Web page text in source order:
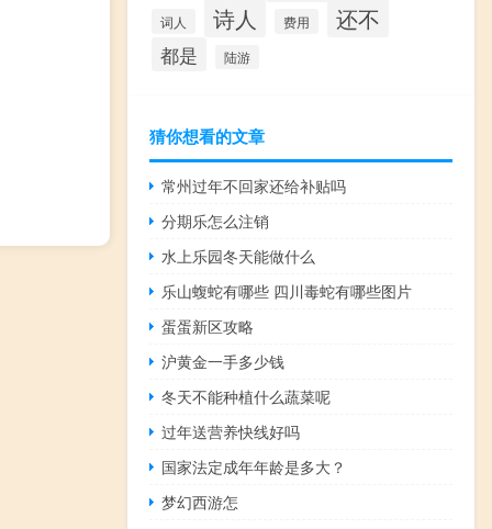
词人 诗人 费用 还不
都是 陆游
猜你想看的文章
常州过年不回家还给补贴吗
分期乐怎么注销
水上乐园冬天能做什么
乐山蝮蛇有哪些 四川毒蛇有哪些图片
蛋蛋新区攻略
沪黄金一手多少钱
冬天不能种植什么蔬菜呢
过年送营养快线好吗
国家法定成年年龄是多大？
梦幻西游怎